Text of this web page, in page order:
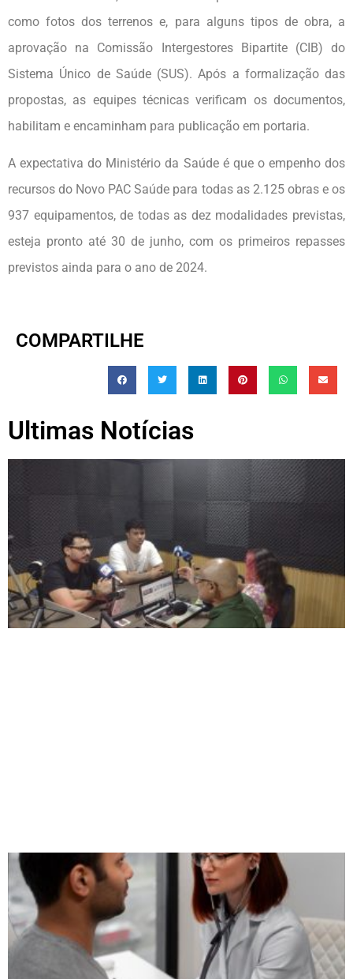
como fotos dos terrenos e, para alguns tipos de obra, a
aprovação na Comissão Intergestores Bipartite (CIB) do
Sistema Único de Saúde (SUS). Após a formalização das
propostas, as equipes técnicas verificam os documentos,
habilitam e encaminham para publicação em portaria.
A expectativa do Ministério da Saúde é que o empenho dos
recursos do Novo PAC Saúde para todas as 2.125 obras e os
937 equipamentos, de todas as dez modalidades previstas,
esteja pronto até 30 de junho, com os primeiros repasses
previstos ainda para o ano de 2024.
COMPARTILHE
Ultimas Notícias